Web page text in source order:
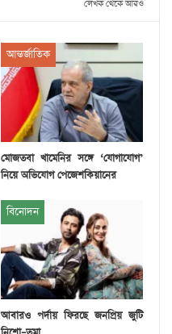
লেখক থেকে আরও
আন্তর্জাতিক
মোজতবা খামেনির সঙ্গে ‘যোগাযোগ’
নিয়ে অভিযোগ পেজেশকিয়ানের
বিনোদন
আবারও পর্দায় ফিরছে জনপ্রিয় জুটি